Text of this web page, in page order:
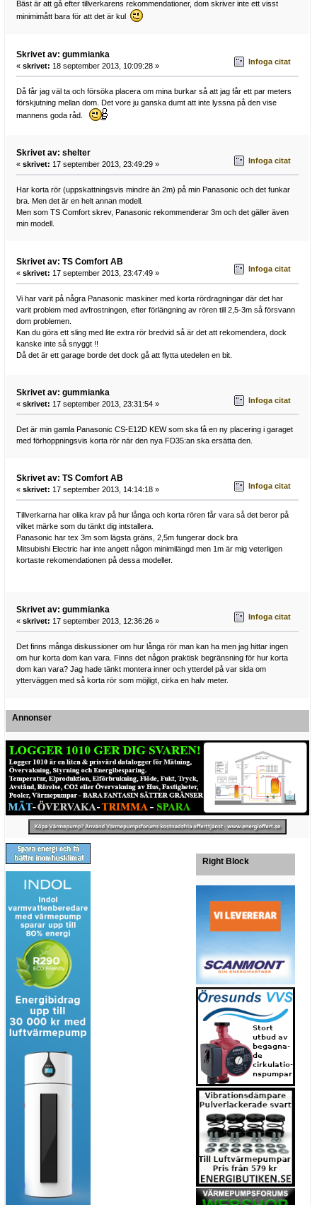
Bäst är att gå efter tillverkarens rekommendationer, dom skriver inte ett visst
minimimått bara för att det är kul
Skrivet av: gummianka
« skrivet: 18 september 2013, 10:09:28 » Infoga citat
Då får jag väl ta och försöka placera om mina burkar så att jag får ett par meters
förskjutning mellan dom. Det vore ju ganska dumt att inte lyssna på den vise
mannens goda råd.
Skrivet av: shelter
« skrivet: 17 september 2013, 23:49:29 » Infoga citat
Har korta rör (uppskattningsvis mindre än 2m) på min Panasonic och det funkar
bra. Men det är en helt annan modell.
Men som TS Comfort skrev, Panasonic rekommenderar 3m och det gäller även
min modell.
Skrivet av: TS Comfort AB
« skrivet: 17 september 2013, 23:47:49 » Infoga citat
Vi har varit på några Panasonic maskiner med korta rördragningar där det har
varit problem med avfrostningen, efter förlängning av rören till 2,5-3m så försvann
dom problemen.
Kan du göra ett sling med lite extra rör bredvid så är det att rekomendera, dock
kanske inte så snyggt !!
Då det är ett garage borde det dock gå att flytta utedelen en bit.
Skrivet av: gummianka
« skrivet: 17 september 2013, 23:31:54 » Infoga citat
Det är min gamla Panasonic CS-E12D KEW som ska få en ny placering i garaget
med förhoppningsvis korta rör när den nya FD35:an ska ersätta den.
Skrivet av: TS Comfort AB
« skrivet: 17 september 2013, 14:14:18 » Infoga citat
Tillverkarna har olika krav på hur långa och korta rören får vara så det beror på
vilket märke som du tänkt dig intstallera.
Panasonic har tex 3m som lägsta gräns, 2,5m fungerar dock bra
Mitsubishi Electric har inte angett någon minimilängd men 1m är mig veterligen
kortaste rekomendationen på dessa modeller.
Skrivet av: gummianka
« skrivet: 17 september 2013, 12:36:26 » Infoga citat
Det finns många diskussioner om hur långa rör man kan ha men jag hittar ingen
om hur korta dom kan vara. Finns det någon praktisk begränsning för hur korta
dom kan vara? Jag hade tänkt montera inner och ytterdel på var sida om
ytterväggen med så korta rör som möjligt, cirka en halv meter.
Annonser
Right Block